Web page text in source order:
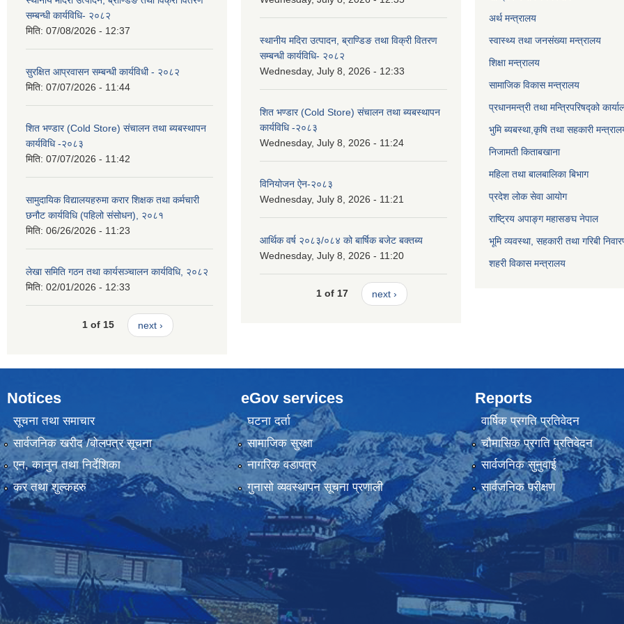
सम्बन्धी कार्यविधि- २०८२
मिति: 07/08/2026 - 12:37
सुरक्षित आप्रवासन सम्बन्धी कार्यविधी - २०८२
मिति: 07/07/2026 - 11:44
शित भण्डार (Cold Store) संचालन तथा ब्यबस्थापन
कार्यविधि -२०८३
मिति: 07/07/2026 - 11:42
सामुदायिक विद्यालयहरुमा करार शिक्षक तथा कर्मचारी
छनौट कार्यविधि (पहिलो संसोधन), २०८१
मिति: 06/26/2026 - 11:23
लेखा समिति गठन तथा कार्यसञ्चालन कार्यविधि, २०८२
मिति: 02/01/2026 - 12:33
1 of 15 next ›
स्थानीय मदिरा उत्पादन, ब्राण्डिङ तथा विक्री वितरण
सम्बन्धी कार्यविधि- २०८२
Wednesday, July 8, 2026 - 12:33
शित भण्डार (Cold Store) संचालन तथा ब्यबस्थापन
कार्यविधि -२०८३
Wednesday, July 8, 2026 - 11:24
विनियोजन ऐन-२०८३
Wednesday, July 8, 2026 - 11:21
आर्थिक वर्ष २०८३/०८४ को बार्षिक बजेट बक्तब्य
Wednesday, July 8, 2026 - 11:20
1 of 17 next ›
अर्थ मन्त्रालय
स्वास्थ्य तथा जनसंख्या मन्त्रालय
शिक्षा मन्त्रालय
सामाजिक विकास मन्त्रालय
प्रधानमन्त्री तथा मन्त्रिपरिषद्को
भुमि ब्यबस्था,कृषि तथा सहकारी
निजामती किताबखाना
महिला तथा बालबालिका बिभाग
प्रदेश लोक सेवा आयोग
राष्ट्रिय अपाङ्ग महासङघ नेपाल
भूमि व्यवस्था, सहकारी तथा गरिबी
शहरी विकास मन्त्रालय
Notices
सूचना तथा समाचार
सार्वजनिक खरीद /बोलपत्र सूचना
एन, कानुन तथा निर्देशिका
कर तथा शुल्कहरु
eGov services
घटना दर्ता
सामाजिक सुरक्षा
नागरिक वडापत्र
गुनासो व्यवस्थापन सूचना प्रणाली
Reports
वार्षिक प्रगति प्रतिवेदन
चौमासिक प्रगति प्रतिवेदन
सार्वजनिक सुनुवाई
सार्वजनिक परीक्षण